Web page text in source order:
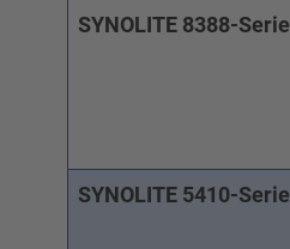
SYNOLITE 8388-Serie
SYNOLITE 5410-Serie